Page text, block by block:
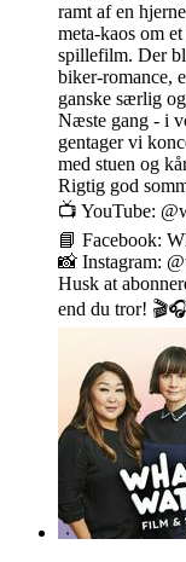
ramt af en
meta-kaos om
spillefilm. Der
biker-romance,
ganske særlig
Næste gang - i
gentager vi
med stuen og
Rigtig god
📺 YouTube:
📘 Facebook:
📸 Instagram:
Husk at
end du tror!